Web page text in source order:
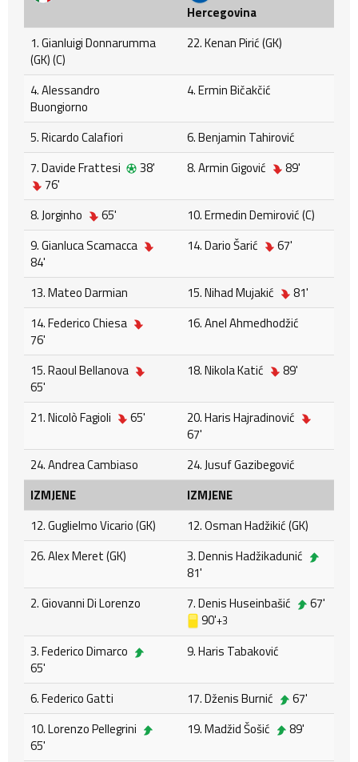
Hercegovina
1. Gianluigi Donnarumma
(GK) (C)
22. Kenan Pirić (GK)
4. Alessandro
Buongiorno
4. Ermin Bičakčić
5. Ricardo Calafiori
6. Benjamin Tahirović
7. Davide Frattesi
38'
76'
8. Armin Gigović 89'
8. Jorginho 65'
10. Ermedin Demirović (C)
9. Gianluca Scamacca
84'
14. Dario Šarić 67'
13. Mateo Darmian 15. Nihad Mujakić
81'
14. Federico Chiesa
76'
16. Anel Ahmedhodžić
15. Raoul Bellanova
65'
18. Nikola Katić 89'
21. Nicolò Fagioli 65'
20. Haris Hajradinović
67'
24. Andrea Cambiaso
24. Jusuf Gazibegović
IZMJENE
IZMJENE
12. Guglielmo Vicario (GK)
12. Osman Hadžikić (GK)
26. Alex Meret (GK)
3. Dennis Hadžikadunić
81'
2. Giovanni Di Lorenzo
7. Denis Huseinbašić
67'
90'+3
3. Federico Dimarco
65'
9. Haris Tabaković
6. Federico Gatti 17. Dženis Burnić
67'
10. Lorenzo Pellegrini
65'
19. Madžid Šošić 89'